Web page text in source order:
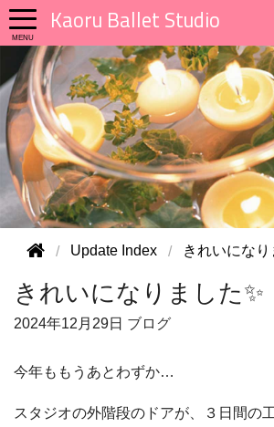
Kaoru Ballet Studio
Update Index きれいになり
きれいになりました✨
2024年12月29日 ブログ
今年ももうあとわずか…
スタジオの外階段のドアが、３日間の